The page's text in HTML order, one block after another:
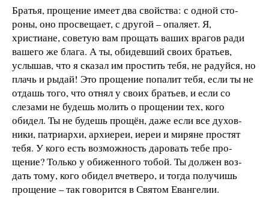
Братья, прощение имеет два свойства: с одной сто­
роны, оно просвещает, с другой – опаляет. Я,
христиане, советую вам прощать ваших врагов ради
ва­шего же блага. А ты, обидевший своих братьев,
услышав, что я сказал им простить тебя, не радуйся, но
плачь и рыдай! Это прощение попалит тебя, если ты не
отдашь того, что отнял у своих братьев, и если со
слезами не будешь молить о прощении тех, кого
обидел. Ты не будешь прощён, даже если все духов­
ники, патриархи, архиереи, иереи и миряне простят
тебя. У кого есть возможность даровать тебе про­
щение? Только у обиженного тобой. Ты должен воз­
дать тому, кого обидел вчетверо, и тогда получишь
прощение – так говорится в Святом Евангелии.